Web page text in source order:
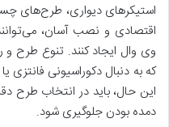
استیکرهای دیواری، طرح‌های
اقتصادی و نصب آسان،
وی وال ایجاد کنند. تنوع طرح و
که به دنبال دکوراسیونی
این حال، باید در انتخاب طرح
دمده بودن جلوگیری شود.